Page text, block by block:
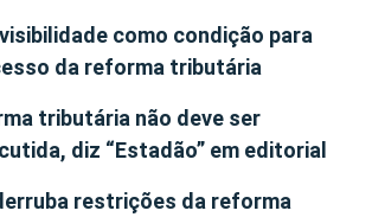
como condição para
da reforma tributária
tributária não deve ser
diz “Estadão” em editorial
restrições da reforma